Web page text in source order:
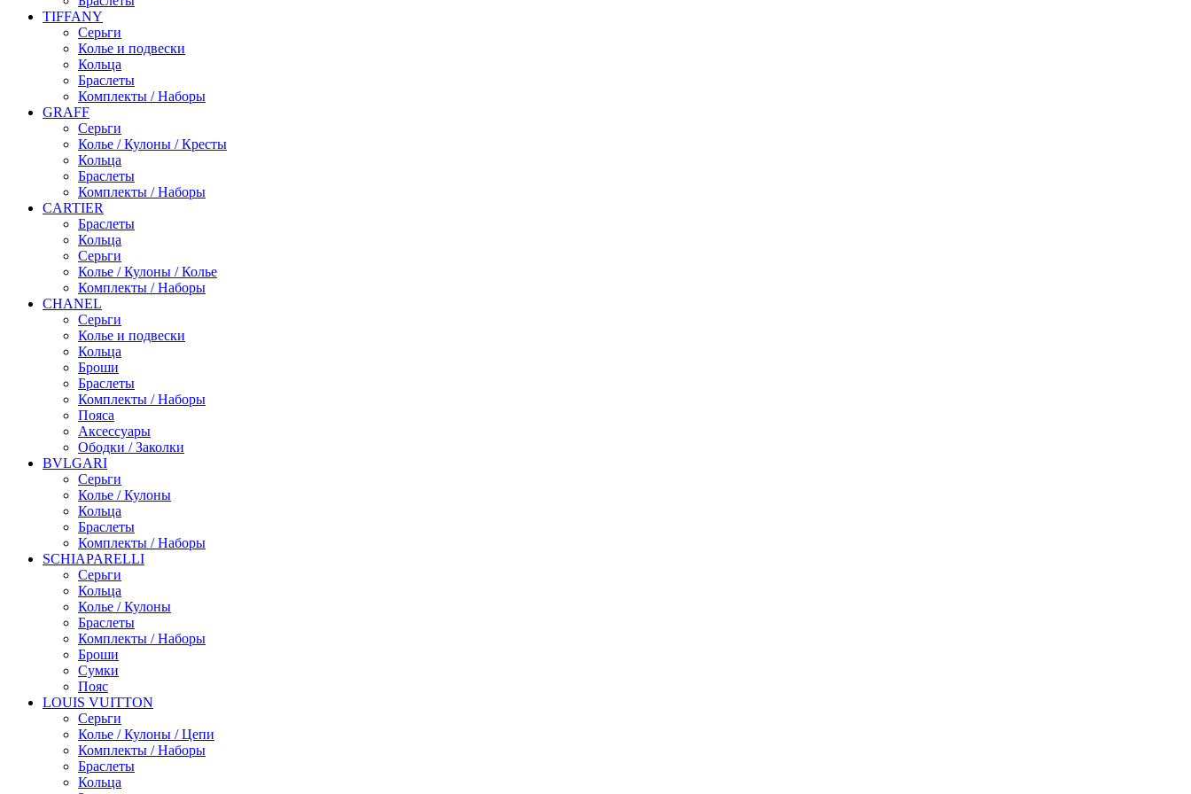
TIFFANY
Серьги
Колье и подвески
Кольца
Браслеты
Комплекты / Наборы
GRAFF
Серьги
Колье / Кулоны / Кресты
Кольца
Браслеты
Комплекты / Наборы
CARTIER
Браслеты
Кольца
Серьги
Колье / Кулоны / Колье
Комплекты / Наборы
CHANEL
Серьги
Колье и подвески
Кольца
Броши
Браслеты
Комплекты / Наборы
Пояса
Аксессуары
Ободки / Заколки
BVLGARI
Серьги
Колье / Кулоны
Кольца
Браслеты
Комплекты / Наборы
SCHIAPARELLI
Серьги
Кольца
Колье / Кулоны
Браслеты
Комплекты / Наборы
Броши
Сумки
Пояс
LOUIS VUITTON
Серьги
Колье / Кулоны / Цепи
Комплекты / Наборы
Браслеты
Кольца